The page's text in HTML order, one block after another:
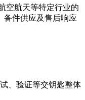
空航天等特定行业的
备件供应及售后响应
、验证等交钥匙整体